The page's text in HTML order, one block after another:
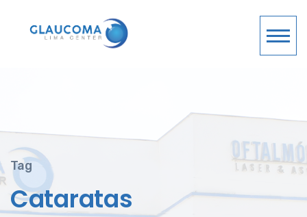
Tag
Cataratas